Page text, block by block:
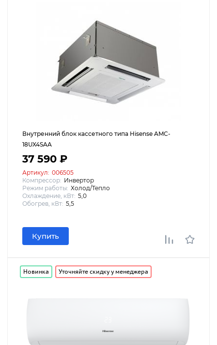
Внутренний блок кассетного типа Hisense AMC-
18UX4SAA
37 590 ₽
Артикул: 006505
Компрессор: Инвертор
Режим работы: Холод/Тепло
Охлаждение, кВт: 5,0
Обогрев, кВт: 5,5
Купить
Новинка Уточняйте скидку у менеджера